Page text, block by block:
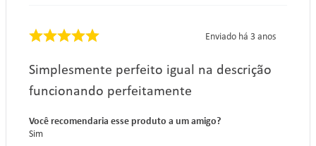
Enviado há 3 anos
Simplesmente perfeito igual na descrição
funcionando perfeitamente
Você recomendaria esse produto a um amigo?
Sim